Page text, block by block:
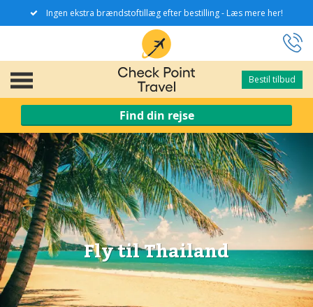
Ingen ekstra brændstoftillæg efter bestilling - Læs mere her!
Bestil tilbud
Bestil tilbud
Find din rejse
Fly til Thailand